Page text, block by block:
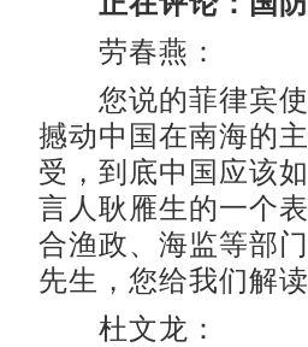
劳春燕：
您说的菲律宾使
撼动中国在南海的
受，到底中国应该
言人耿雁生的一个
合渔政、海监等部
先生，您给我们解读
杜文龙：